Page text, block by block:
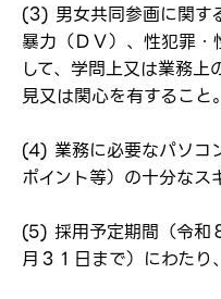
(3) 男女共同参画に関す
暴力（ＤＶ）、性犯罪
して、学問上又は業務
見又は関心を有すること。
(4) 業務に必要なパソコ
ポイント等）の十分なス
(5) 採用予定期間（令和
月３１日まで）にわたり